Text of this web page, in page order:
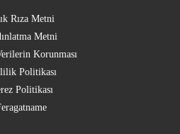
Rıza Metni
Metni
Korunması
Politikası
Politikası